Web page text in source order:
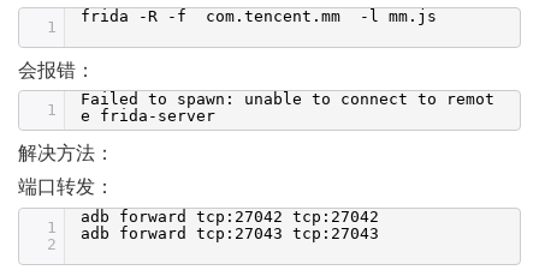
1
frida -R -f com.tencent.mm -l mm.js
会报错：
1
Failed to spawn: unable to connect to remot
e frida-server
解决方法：
端口转发：
1
2
adb forward tcp:27042 tcp:27042
adb forward tcp:27043 tcp:27043